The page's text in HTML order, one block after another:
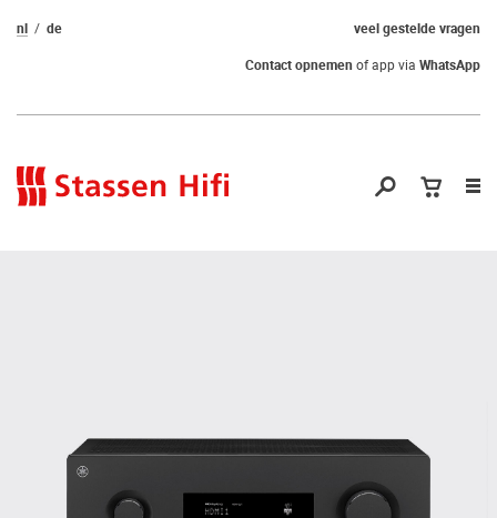
veel gestelde vragen
nl
de
Contact opnemenof app via WhatsApp